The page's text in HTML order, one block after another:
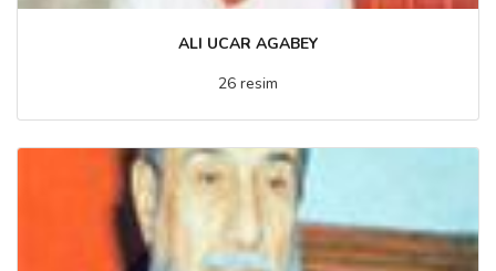
ALI UCAR AGABEY
26 resim